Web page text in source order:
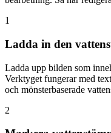
1
Ladda in den
Ladda upp bilden som
Verktyget fungerar med
och mönsterbaserade
2